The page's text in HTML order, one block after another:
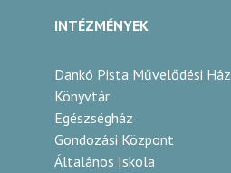
INTÉZMÉNYEK
Dankó Pista Művelődési Ház
Könyvtár
Egészségház
Gondozási Központ
Általános Iskola